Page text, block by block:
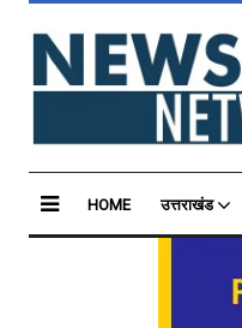
HOME उत्तराखंड